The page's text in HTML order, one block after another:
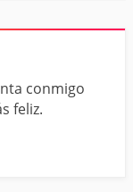
conmigo
feliz.